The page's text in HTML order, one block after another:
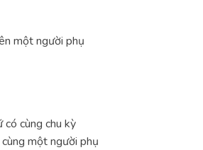
một người phụ
cùng chu kỳ
một người phụ